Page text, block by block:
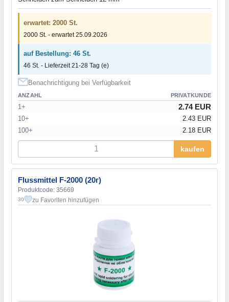
erwartet: 2000 St.
2000 St. - erwartet 25.09.2026
auf Bestellung: 46 St.
46 St. - Lieferzeit 21-28 Tag (e)
Benachrichtigung bei Verfügbarkeit
ANZAHL PRIVATKUNDE
1+ 2.74 EUR
10+
2.43 EUR
100+
2.18 EUR
kaufen
Flussmittel F-2000 (20г)
Produktcode: 35669
30 zu Favoriten hinzufügen